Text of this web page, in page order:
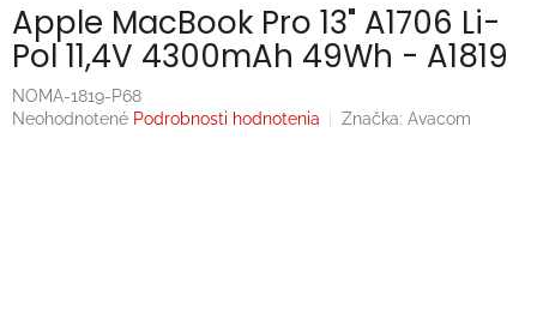
Apple MacBook Pro 13" A1706 Li-
Pol 11,4V 4300mAh 49Wh - A1819
NOMA-1819-P68
Priemerné
Neohodnotené Podrobnosti hodnotenia Značka: Avacom